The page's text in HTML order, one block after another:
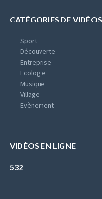
CATÉGORIES DE VIDÉOS
Sport
Découverte
Entreprise
Ecologie
Musique
Village
Evènement
VIDÉOS EN LIGNE
532